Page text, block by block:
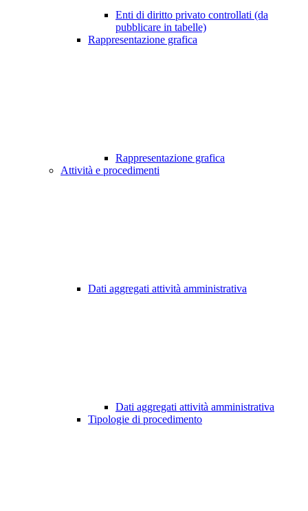
Enti di diritto privato controllati (da
pubblicare in tabelle)
Rappresentazione grafica
Rappresentazione grafica
Attività e procedimenti
Dati aggregati attività amministrativa
Dati aggregati attività amministrativa
Tipologie di procedimento